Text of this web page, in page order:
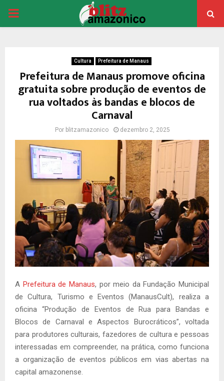
PRIMARY
Cultura Prefeitura de Manaus
Prefeitura de Manaus promove oficina
gratuita sobre produção de eventos de
rua voltados às bandas e blocos de
Carnaval
Por blitzamazonico dezembro 2, 2025
A Prefeitura de Manaus, por meio da Fundação Municipal
de Cultura, Turismo e Eventos (ManausCult), realiza a
oficina “Produção de Eventos de Rua para Bandas e
Blocos de Carnaval e Aspectos Burocráticos”, voltada
para produtores culturais, fazedores de cultura e pessoas
interessadas em compreender, na prática, como funciona
a organização de eventos públicos em vias abertas na
capital amazonense.